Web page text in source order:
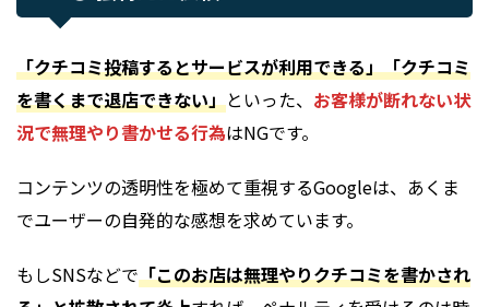
「クチコミ投稿するとサービスが利用できる」「クチコミ
を書くまで退店できない」といった、 お客様が断れない状
況で無理やり書かせる行為はNGです。
コンテンツの透明性を極めて重視するGoogleは、あくま
でユーザーの自発的な感想を求めています。
もしSNSなどで「このお店は無理やりクチコミを書かされ